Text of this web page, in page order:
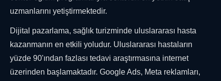
uzmanlarını yetiştirmektedir.
Dijital pazarlama, sağlık turizminde uluslararası hasta
kazanmanın en etkili yoludur. Uluslararası hastaların
yüzde 90'ından fazlası tedavi araştırmasına internet
üzerinden başlamaktadır. Google Ads, Meta reklamları,